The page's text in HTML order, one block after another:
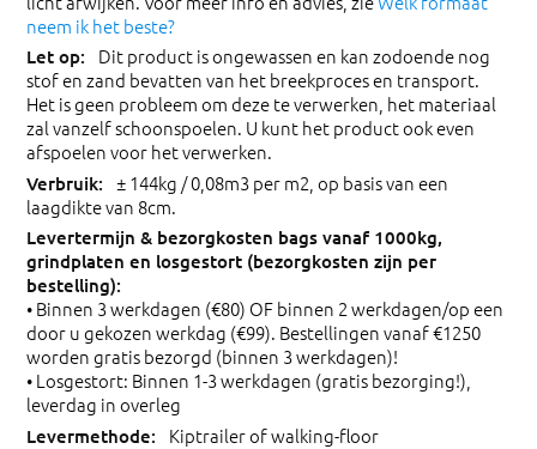
neem ik het beste?
Dit product is ongewassen en kan zodoende nog
stof en zand bevatten van het breekproces en transport.
Het is geen probleem om deze te verwerken, het materiaal
zal vanzelf schoonspoelen. U kunt het product ook even
afspoelen voor het verwerken.
± 144kg / 0,08m3 per m2, op basis van een
laagdikte van 8cm.
• Binnen 3 werkdagen (€80) OF binnen 2 werkdagen/op een
door u gekozen werkdag (€99). Bestellingen vanaf €1250
worden gratis bezorgd (binnen 3 werkdagen)!
• Losgestort: Binnen 1-3 werkdagen (gratis bezorging!),
leverdag in overleg
Kiptrailer of walking-floor